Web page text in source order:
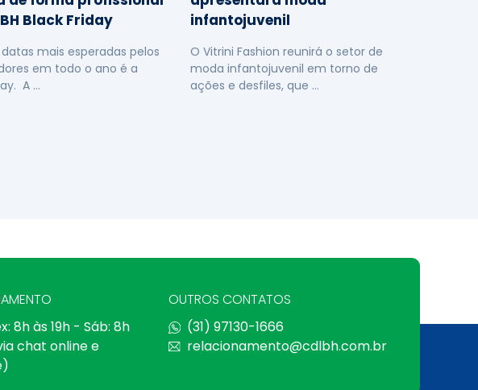
Black Friday
mais esperadas pelos
em todo o ano é a
A …
infantojuvenil
O Vitrini Fashion reunirá o setor de
moda infantojuvenil em torno de
ações e desfiles, que …
8h às 19h - Sáb: 8h
chat online e
OUTROS CONTATOS
(31) 97130-1666
relacionamento@cdlbh.com.br